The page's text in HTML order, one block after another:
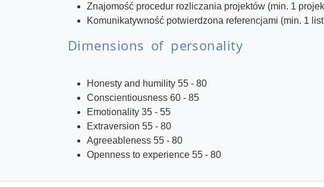
Znajomość procedur rozliczania projektów (min. 1
Komunikatywność potwierdzona referencjami (min. 1
Dimensions of personality
Honesty and humility 55 - 80
Conscientiousness 60 - 85
Emotionality 35 - 55
Extraversion 55 - 80
Agreeableness 55 - 80
Openness to experience 55 - 80